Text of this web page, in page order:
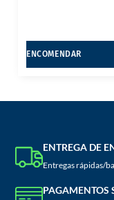
ENCOMENDAR
ENTREGA DE
Entregas rápidas/
PAGAMENTOS